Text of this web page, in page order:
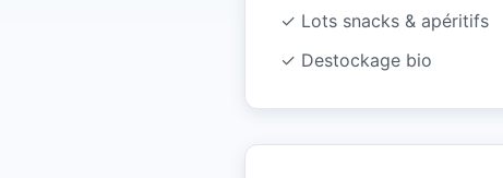
✓ Lots snacks & apéritifs
✓ Destockage bio